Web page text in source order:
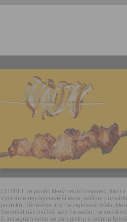
CITYBEE je portál, který nabízí inspiraci, kam v
Vybíráme nejzajímavější akce, sdílíme
podniků, přinášíme tipy na zajímavá místa,
Sledovat nás můžeš tady na webu, na
či Instagram nebo se zaregistruj a jednou